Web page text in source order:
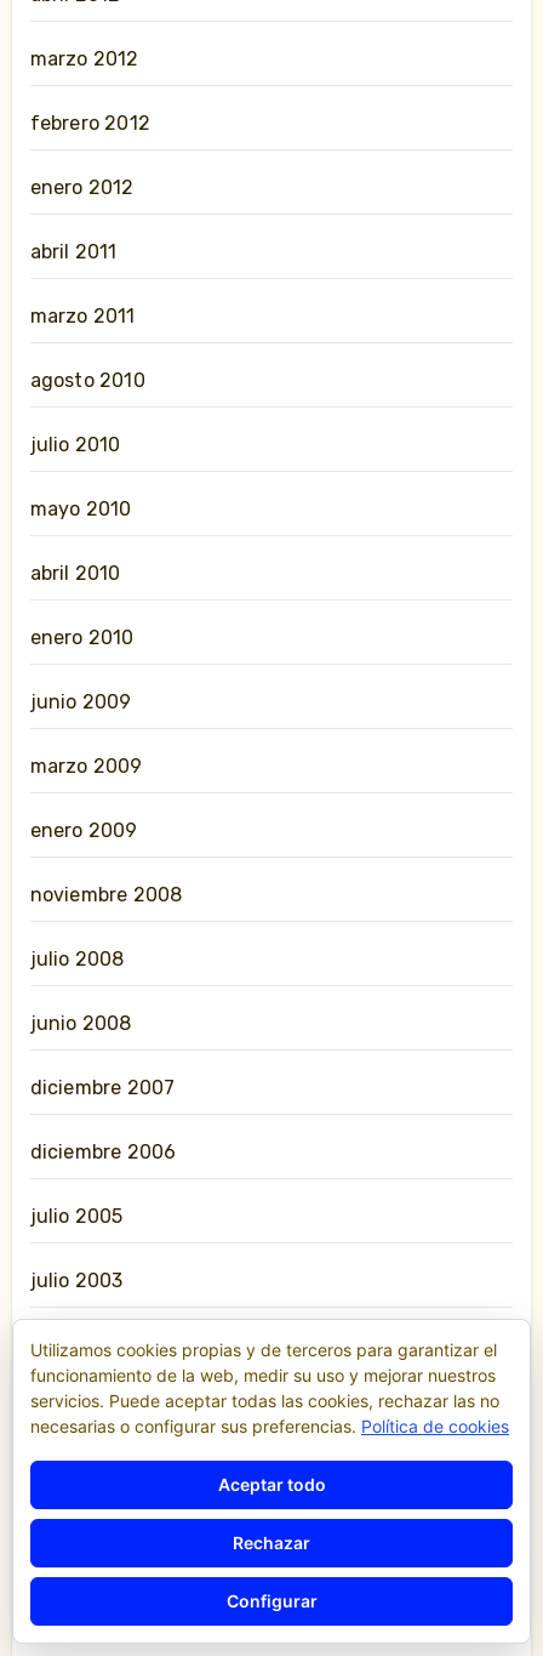
marzo 2012
febrero 2012
enero 2012
abril 2011
marzo 2011
agosto 2010
julio 2010
mayo 2010
abril 2010
enero 2010
junio 2009
marzo 2009
enero 2009
noviembre 2008
julio 2008
junio 2008
diciembre 2007
diciembre 2006
julio 2005
julio 2003
septiembre 2000
febrero 2000
diciembre 1999
Utilizamos cookies propias y de terceros para garantizar el
funcionamiento de la web, medir su uso y mejorar nuestros
servicios. Puede aceptar todas las cookies, rechazar las no
necesarias o configurar sus preferencias. Política de cookies
Aceptar todo
Rechazar
Configurar